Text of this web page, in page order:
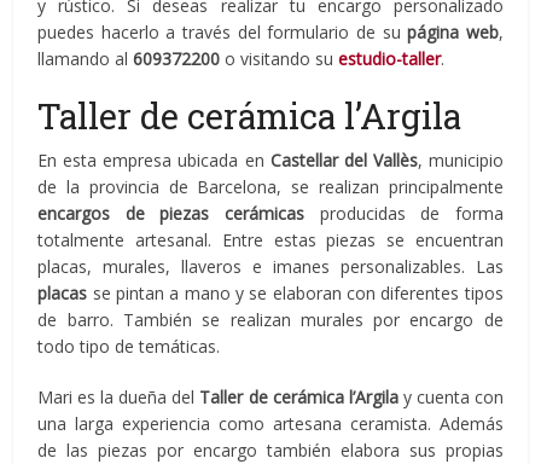
y rústico. Si deseas realizar tu encargo personalizado
puedes hacerlo a través del formulario de supágina web,
llamando al609372200 o visitando suestudio-taller.
Taller de cerámica l’Argila
En esta empresa ubicada en Castellar del Vallès, municipio
de la provincia de Barcelona, se realizan principalmente
encargos de piezas cerámicas producidas de forma
totalmente artesanal. Entre estas piezas se encuentran
placas, murales, llaveros e imanes personalizables. Las
placas se pintan a mano y se elaboran con diferentes tipos
de barro. También se realizan murales por encargo de
todo tipo de temáticas.
Mari es la dueña del Taller de cerámica l’Argilay cuenta con
una larga experiencia como artesana ceramista. Además
de las piezas por encargo también elabora sus propias